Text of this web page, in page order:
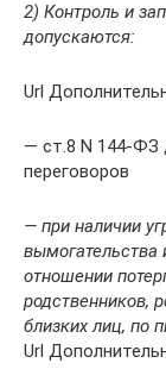
2) Контроль и
допускаются:
Url
— ст.8 N 144-ФЗ
переговоров
— при наличии
вымогательства
отношении
родственников,
близких лиц, по
Url